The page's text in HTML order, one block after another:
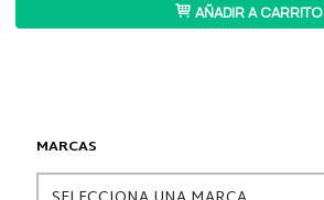
MARCAS
AÑADIR A CARRITO